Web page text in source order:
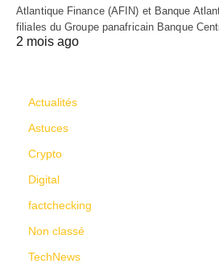
Atlantique Finance (AFIN) et Banque
filiales du Groupe panafricain Banque
2 mois ago
Actualités
Astuces
Crypto
Digital
factchecking
Non classé
TechNews